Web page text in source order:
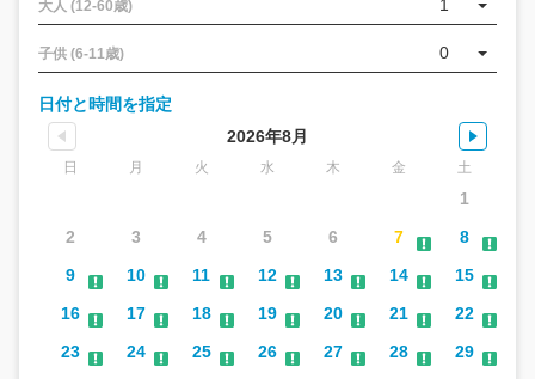
大人 (12-60歳) 1
子供 (6-11歳) 0
日付と時間を指定
2026年8月
日 月 火 水 木 金 土
1
2
3 4 5 6 7
8
9
10 11 12 13 14
15
16
17 18 19 20 21
22
23
24 25 26 27 28
29